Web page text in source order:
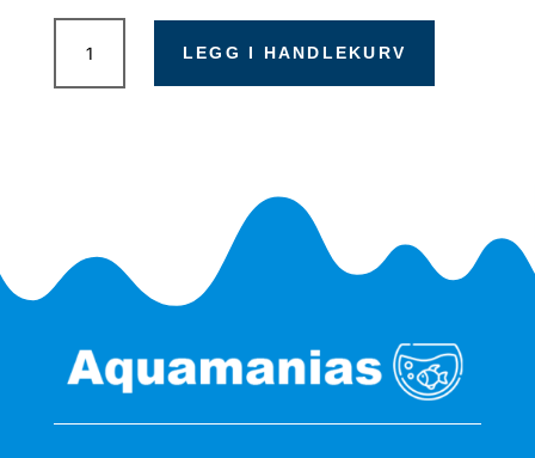
Håv
20cm
antall
LEGG I HANDLEKURV